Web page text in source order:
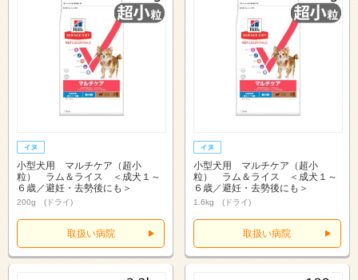
小型犬用 マルチケア（超小
粒） ラム＆ライス ＜成犬１～
６歳／避妊・去勢後にも＞
200g (ドライ)
取扱い病院
小型犬用 マルチケア（超小
粒） ラム＆ライス ＜成犬１～
６歳／避妊・去勢後にも＞
1.6kg (ドライ)
取扱い病院